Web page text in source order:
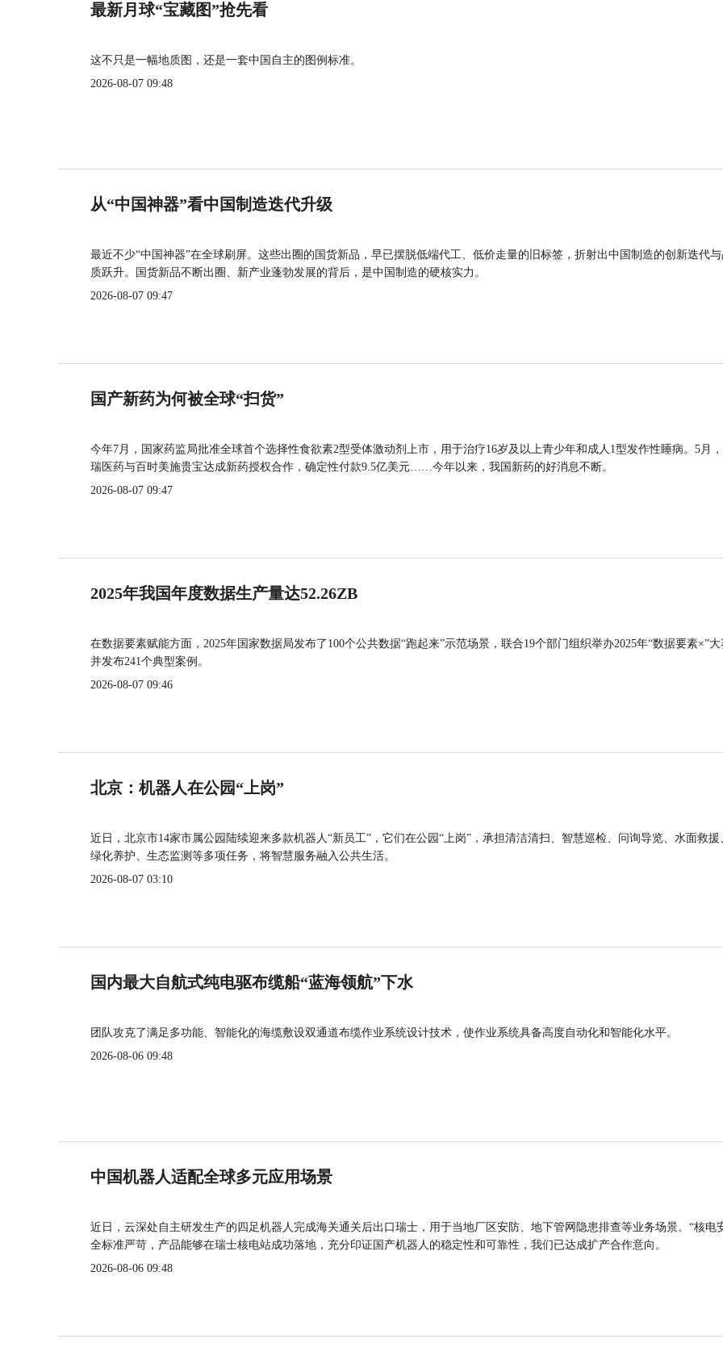
最新月球“宝藏图”抢先看
这不只是一幅地质图，还是一套中国自主的图例标准。
2026-08-07 09:48
从“中国神器”看中国制造迭代升级
最近不少“中国神器”在全球刷屏。这些出圈的国货新品，早已摆脱低端代工、低价走量的旧标签，折射出中国制造的创新迭代
质跃升。国货新品不断出圈、新产业蓬勃发展的背后，是中国制造的硬核实力。
2026-08-07 09:47
国产新药为何被全球“扫货”
今年7月，国家药监局批准全球首个选择性食欲素2型受体激动剂上市，用于治疗16岁及以上青少年和成人1型发作性睡病。5月
瑞医药与百时美施贵宝达成新药授权合作，确定性付款9.5亿美元……今年以来，我国新药的好消息不断。
2026-08-07 09:47
2025年我国年度数据生产量达52.26ZB
在数据要素赋能方面，2025年国家数据局发布了100个公共数据“跑起来”示范场景，联合19个部门组织举办2025年“数据要素×”大
并发布241个典型案例。
2026-08-07 09:46
北京：机器人在公园“上岗”
近日，北京市14家市属公园陆续迎来多款机器人“新员工”，它们在公园“上岗”，承担清洁清扫、智慧巡检、问询导览、水面救援
绿化养护、生态监测等多项任务，将智慧服务融入公共生活。
2026-08-07 03:10
国内最大自航式纯电驱布缆船“蓝海领航”下水
团队攻克了满足多功能、智能化的海缆敷设双通道布缆作业系统设计技术，使作业系统具备高度自动化和智能化水平。
2026-08-06 09:48
中国机器人适配全球多元应用场景
近日，云深处自主研发生产的四足机器人完成海关通关后出口瑞士，用于当地厂区安防、地下管网隐患排查等业务场景。“核电
全标准严苛，产品能够在瑞士核电站成功落地，充分印证国产机器人的稳定性和可靠性，我们已达成扩产合作意向。
2026-08-06 09:48